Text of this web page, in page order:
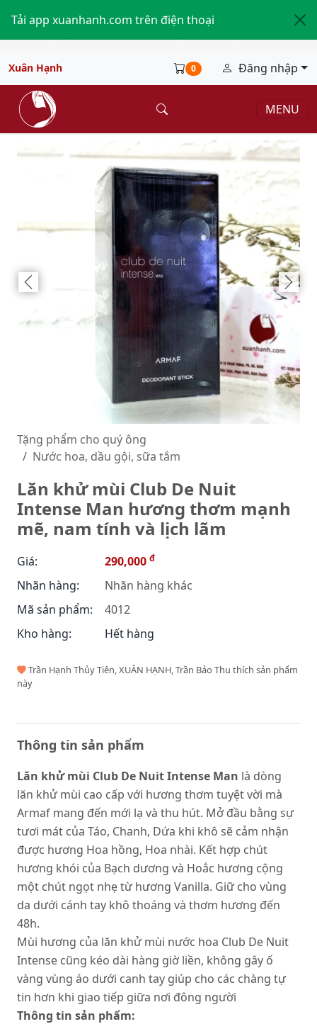
Tải app xuanhanh.com trên điện thoại
Xuân Hạnh 0 Đăng nhập
MENU
Tặng phẩm cho quý ông
Nước hoa, dầu gội, sữa tắm
Lăn khử mùi Club De Nuit
Intense Man hương thơm mạnh
mẽ, nam tính và lịch lãm
Giá: 290,000 đ
Nhãn hàng:
Nhãn hàng khác
Mã sản phẩm:
4012
Kho hàng:
Hết hàng
Trần Hạnh Thủy Tiên, XUÂN HẠNH, Trần Bảo Thu thích sản phẩm
này
Thông tin sản phẩm
Lăn khử mùi Club De Nuit Intense Man là dòng
lăn khử mùi cao cấp với hương thơm tuyệt vời mà
Armaf mang đến mới lạ và thu hút. Mở đầu bằng sự
tươi mát của Táo, Chanh, Dứa khi khô sẽ cảm nhận
được hương Hoa hồng, Hoa nhài. Kết hợp chút
hương khói của Bạch dương và Hoắc hương cộng
một chút ngọt nhẹ từ hương Vanilla. Giữ cho vùng
da dưới cánh tay khô thoáng và thơm hương đến
48h.
Mùi hương của lăn khử mùi nước hoa Club De Nuit
Intense cũng kéo dài hàng giờ liền, không gây ố
vàng vùng áo dưới canh tay giúp cho các chàng tự
tin hơn khi giao tiếp giữa nơi đông người
Thông tin sản phẩm: